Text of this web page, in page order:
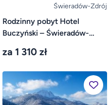
Świeradów-Zdrój
Rodzinny pobyt Hotel
Buczyński – Świeradów-
za 1 310 zł